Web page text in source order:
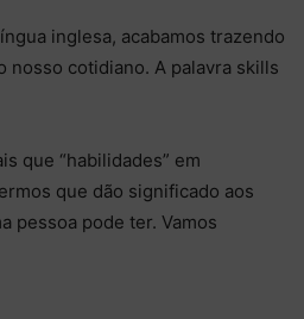
inglesa, acabamos trazendo
nosso cotidiano. A palavra skills
que “habilidades” em
que dão significado aos
pessoa pode ter. Vamos